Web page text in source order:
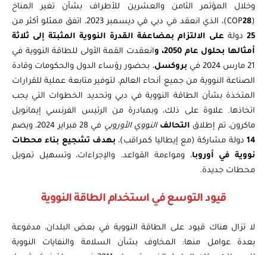
وخلال المؤتمر الثامن والعشرين للأطراف بشأن تغير المناخ
28
)، الذي انعقد في دبي في ديسمبر 2023، اتفق ممثلو أكثر من
25دولةعلى الالتزام بمضاعفة القدرة النووية المثبتة إلى ثلاثة
أمثالها بحلول عام 2050، و
انعقدت القمة الأولى للطاقة النووية في
21 مارس 2024 في
بروكسل، بحضور رؤساء الدول والحكومات وقادة
الصناعة النووية من جميع أنحاء العالم، لتوفير متابعة عملية للقرارات
المتخذة بشأن الطاقة النووية في دبي وتحديد الخطوات التي يجب
اتخاذها. علاوة على ذلك، وبمبادرة من الرئيس الفرنسي إيمانويل
ماكرون، تم إطلاقالتحالف النووي الأوروبيفي 28 فبراير 2024، ويضم
14دولة مشاركة (مع إيطاليا كمراقب)،بهدف تشجيع بناء محطات
نووية في أوروبا، ومواءمة القواعد. والإجراءات، وتسهيل تمويل
محطات جديدة.
قيود التوسع في استخدام الطاقة النووية
لا تزال هناك قيود على الطاقة النووية في بعض البلدان، مدفوعة
بعدة عوامل منها: المخاوف بشأن السلامة والنفايات النووية